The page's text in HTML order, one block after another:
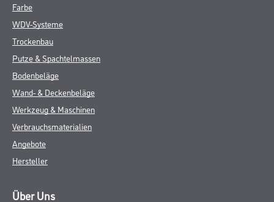
Farbe
WDV-Systeme
Trockenbau
Putze & Spachtelmassen
Bodenbeläge
Wand- & Deckenbeläge
Werkzeug & Maschinen
Verbrauchsmaterialien
Angebote
Hersteller
Über Uns